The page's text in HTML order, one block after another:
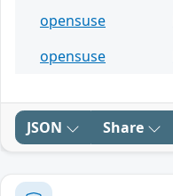
opensuse
opensuse
JSON Share